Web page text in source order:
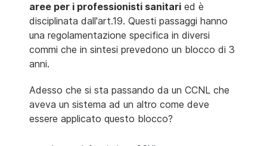
aree per i professionisti sanitari ed è
disciplinata dall'art.19. Questi passaggi hanno
una regolamentazione specifica in diversi
commi che in sintesi prevedono un blocco di 3
anni.
Adesso che si sta passando da un CCNL che
aveva un sistema ad un altro come deve
essere applicato questo blocco?